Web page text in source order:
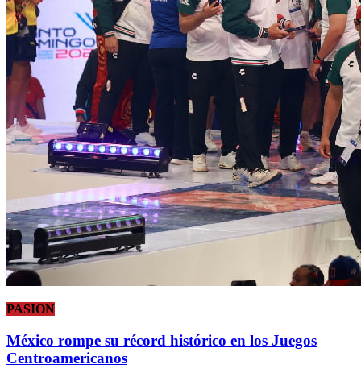
PASION
México rompe su récord histórico en los Juegos
Centroamericanos